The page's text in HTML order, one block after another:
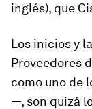
inglés), que
Los inicios y
Proveedores
como uno de
—, son quizá